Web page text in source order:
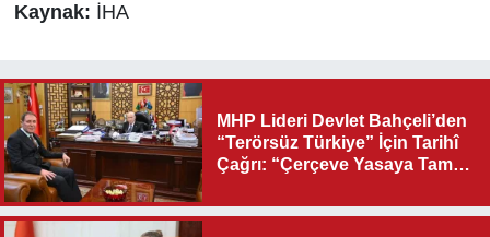
Kaynak: İHA
MHP Lideri Devlet Bahçeli’den
“Terörsüz Türkiye” İçin Tarihî
Çağrı: “Çerçeve Yasaya Tam